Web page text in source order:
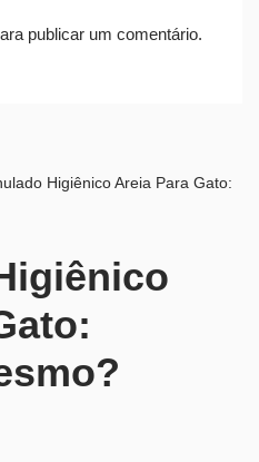
publicar um comentário.
Higiênico Areia Para Gato: